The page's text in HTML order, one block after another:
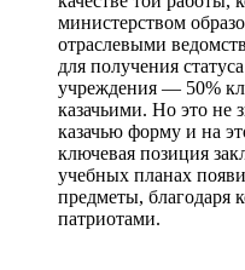
министерством
отраслевыми
для получения
учреждения — 50%
казачьими. Но это не
казачью форму и на
ключевая позиция
учебных планах
предметы, благодаря
патриотами.